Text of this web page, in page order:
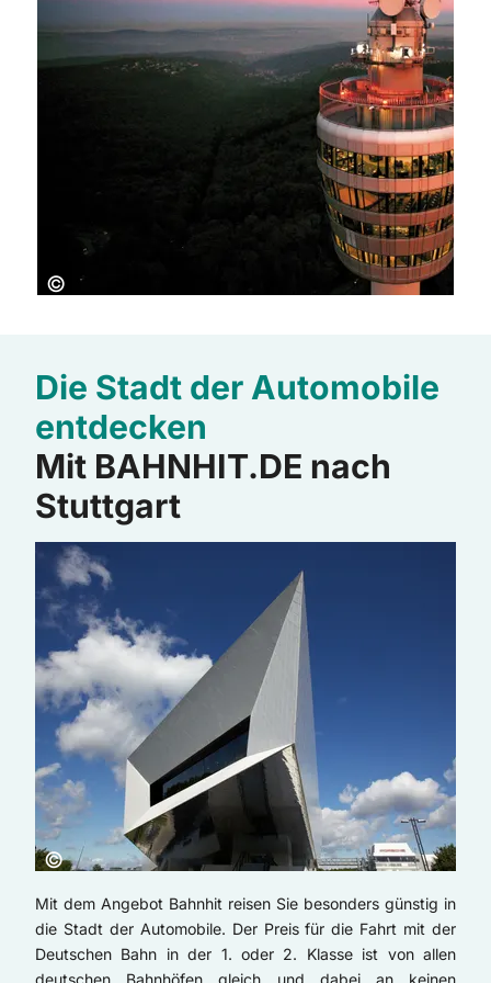
Copyright:
©
Die Stadt der Automobile
entdecken
Mit BAHNHIT.DE nach
Stuttgart
Copyright:
©
Mit dem Angebot Bahnhit reisen Sie besonders günstig in
die Stadt der Automobile. Der Preis für die Fahrt mit der
Deutschen Bahn in der 1. oder 2. Klasse ist von allen
deutschen Bahnhöfen gleich und dabei an keinen